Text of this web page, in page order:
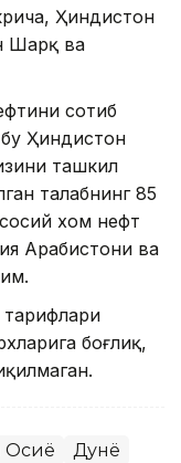
Ҳиндистон
Шарқ ва
сотиб
Ҳиндистон
ташкил
талабнинг 85
хом нефт
Арабистони ва
тарифлари
боғлиқ,
Осиё Дунё